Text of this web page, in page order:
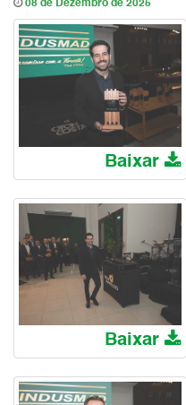
08 de Dezembro de 2025
Baixar
Baixar